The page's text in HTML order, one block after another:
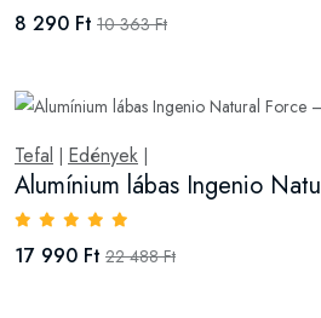
8 290 Ft 10 363 Ft
Tefal Edények
Alumínium lábas Ingenio
17 990 Ft 22 488 Ft